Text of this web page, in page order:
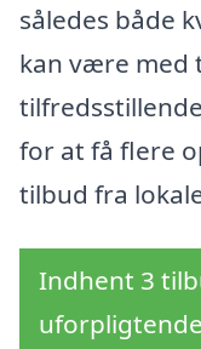
således både
kan være med
for at få flere
tilbud fra
Indhent 3
uforpligtende